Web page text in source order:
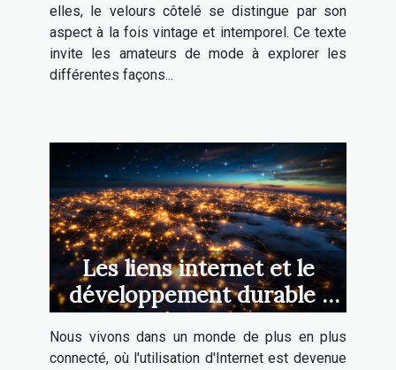
elles, le velours côtelé se distingue par son
aspect à la fois vintage et intemporel. Ce texte
invite les amateurs de mode à explorer les
différentes façons...
Les liens internet et le
développement durable :
quel rapport ?
Nous vivons dans un monde de plus en plus
connecté, où l'utilisation d'Internet est devenue